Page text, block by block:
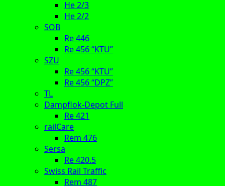
He 2/3
He 2/2
SOB
Re 446
Re 456 “KTU”
SZU
Re 456 “KTU”
Re 456 “DPZ”
TL
Dampflok-Depot Full
Re 421
railCare
Rem 476
Sersa
Re 420.5
Swiss Rail Traffic
Rem 487